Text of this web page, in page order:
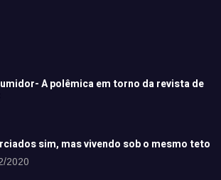
A polêmica em torno da revista de
sim, mas vivendo sob o mesmo teto
2020